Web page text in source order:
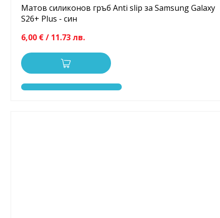
Матов силиконов гръб Anti slip за Samsung Galaxy
S26+ Plus - син
6,00 € / 11.73 лв.